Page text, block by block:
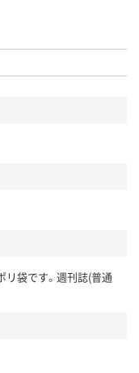
リ袋です。週刊誌(普通